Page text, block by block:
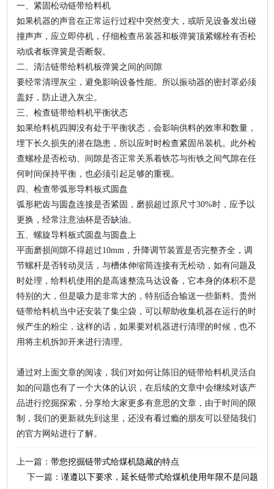
一、紧固松动链带给料机
如果机器的声音在正常运行过程中突然变大，或听见设备发出碰
撞声声，应立即停机，仔细检查吊装器和板弹簧顶紧螺栓有否松
动或者板弹簧是否断裂。
二、清洁链带给料机板弹簧之间的间隙
要经常清理灰尘，避免影响设备性能。所以振动器的密封罩必须
盖好，防止进入灰尘。
三、检查链带给料机平衡状态
如果给料机四脚没有处于平衡状态，会影响供料的效率和数量，
埋下长久损失的潜在隐患，所以应时时检查紧固吊装机。此外检
查螺栓是否松动、间隙是否正常关系着铁芯与衔铁之间气隙在任
何时间保持平衡，也必须引起足够的重视。
四、检查带弧形导料板式圆盘
弧形耙齿与圆盘连接是否紧固，磨损超过原尺寸30%时，应予以
更换，经常注意油杯是否缺油。
五、螺旋导料板式圆盘与圆盘上
平面磨损间隙不得超过10mm，升降调节装置是否完整齐全，调
节螺杆是否转动灵活，与槽体伸缩筒连接有无松动，如有问题及
时处理，给料机使用的是高速整流马达设备，它本身的体积不是
特别的大，但是吸力是非常大的，特别适合输送一些新料。贵州
链带给料机当中还安装了集尘袋，可以帮助收集机器在运行的时
候产生的粉尘，这样的话，如果要对机器进行清理的时候，也不
用将主机拆卸开来进行清理。
通过对上面文章的阅读，我们对如何让陈旧的链带给料机灵活自
如的问题也有了一个大体的认识，在后续的文章中会继续对该产
品进行挖掘探索，分享给大家更多有意思的文章，由于时间的限
制，我们的更新就先到这里，还没有看过瘾的朋友可以登陆我们
的官方网站进行了解。
上一篇： 带您挖掘链带式给煤机隐藏的特点
下一篇： 谨遵以下要求，延长链带式给煤机使用年限不是问题